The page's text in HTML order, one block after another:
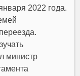
2022 года.
министр